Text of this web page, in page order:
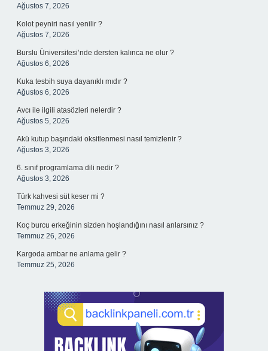
Ağustos 7, 2026
Kolot peyniri nasıl yenilir ?
Ağustos 7, 2026
Burslu Üniversitesi’nde dersten kalınca ne olur ?
Ağustos 6, 2026
Kuka tesbih suya dayanıklı mıdır ?
Ağustos 6, 2026
Avcı ile ilgili atasözleri nelerdir ?
Ağustos 5, 2026
Akü kutup başındaki oksitlenmesi nasıl temizlenir ?
Ağustos 3, 2026
6. sınıf programlama dili nedir ?
Ağustos 3, 2026
Türk kahvesi süt keser mi ?
Temmuz 29, 2026
Koç burcu erkeğinin sizden hoşlandığını nasıl anlarsınız ?
Temmuz 26, 2026
Kargoda ambar ne anlama gelir ?
Temmuz 25, 2026